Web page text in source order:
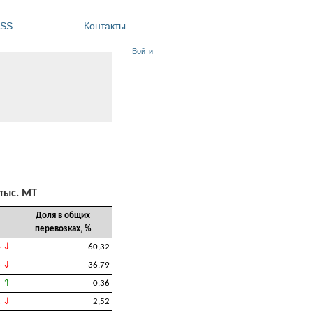
Контакты
МТ
Доля в общих
перевозках, %
⇓
60,32
⇓
36,79
⇑
0,36
⇓
2,52
Войти